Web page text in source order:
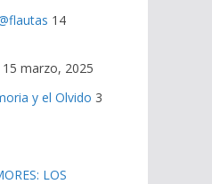
14
15 marzo, 2025
y el Olvido 3
LOS